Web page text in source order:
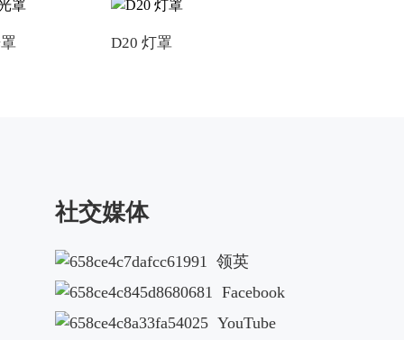
D20 灯罩
社交媒体
领英
Facebook
YouTube